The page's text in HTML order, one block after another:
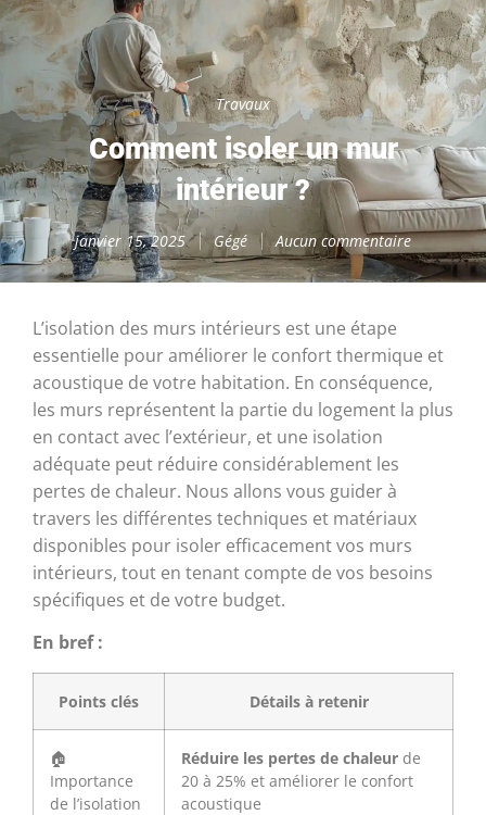
Travaux
Comment isoler un mur
intérieur ?
janvier 15, 2025 Gégé Aucun commentaire
L’isolation des murs intérieurs est une étape
essentielle pour améliorer le confort thermique et
acoustique de votre habitation. En conséquence,
les murs représentent la partie du logement la plus
en contact avec l’extérieur, et une isolation
adéquate peut réduire considérablement les
pertes de chaleur. Nous allons vous guider à
travers les différentes techniques et matériaux
disponibles pour isoler efficacement vos murs
intérieurs, tout en tenant compte de vos besoins
spécifiques et de votre budget.
En bref :
Points clés Détails à retenir
🏠
Importance
de l’isolation
Réduire les pertes de chaleur de
20 à 25% et améliorer le confort
acoustique